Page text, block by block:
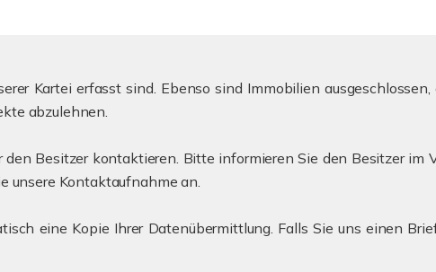
Kartei erfasst sind. Ebenso sind Immobilien
abzulehnen.
Besitzer kontaktieren. Bitte informieren Sie den Besitzer im
unsere Kontaktaufnahme an.
eine Kopie Ihrer Datenübermittlung. Falls Sie uns einen